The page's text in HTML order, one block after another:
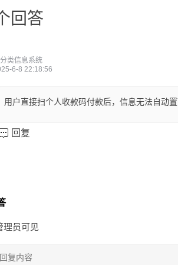
回答
类信息系统
6-8 22:18:56
用户直接扫个人收款码付款后，信息无法自动
回复
理员可见